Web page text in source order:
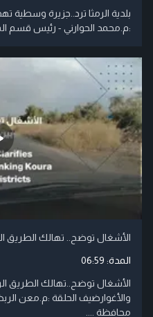
بلدية الرمثا ترد..جزيرة وسطية
:م.محمد الحوارني - رئيس قسم
الأشغال توضح.. تهالك الطريق
المدة: 06:59
الأشغال توضح..تهالك الطريق
والأغوارضيف الحلقة :م.معن
محافظة ....